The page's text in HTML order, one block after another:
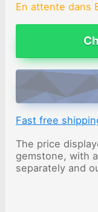
En attente dans
Fast free
The price
gemstone, with
separately and